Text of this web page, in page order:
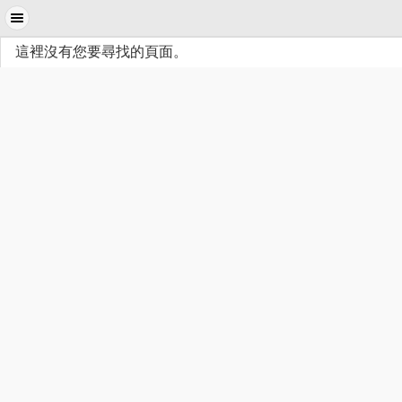
這裡沒有您要尋找的頁面。